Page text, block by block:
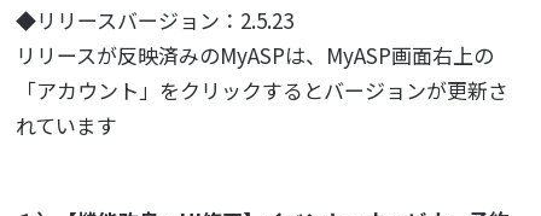
◆リリースバージョン：2.5.23
リリースが反映済みのMyASPは、MyASP画面右上の
「アカウント」をクリックするとバージョンが更新さ
れています